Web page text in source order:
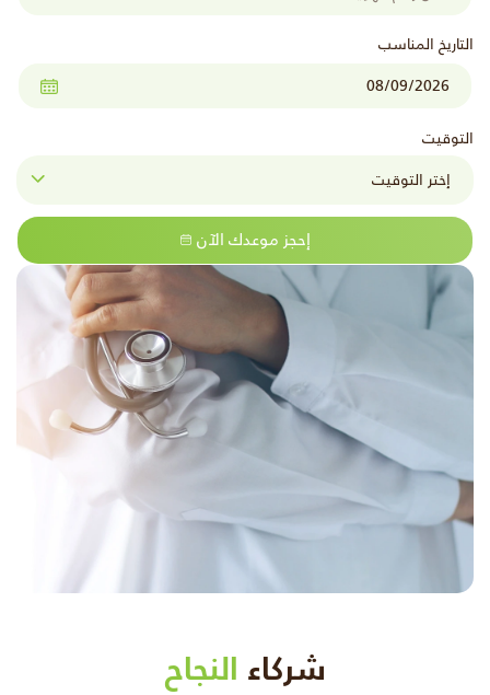
التاريخ المناسب
التوقيت
إحجز موعدك الآن
شركاء النجاح